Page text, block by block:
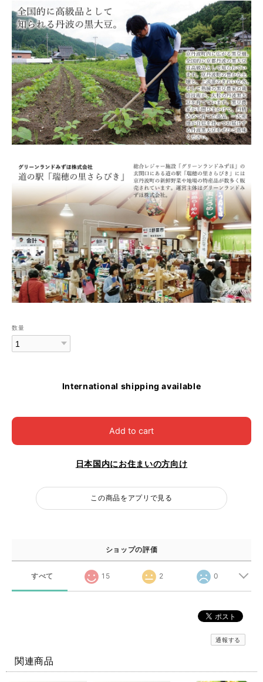
数量
International shipping available
Add to cart
日本国内にお住まいの方向け
この商品をアプリで見る
ショップの評価
すべて 15 2 0
通報する
関連商品